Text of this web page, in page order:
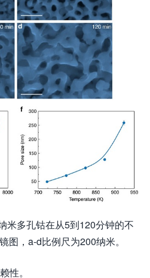
米多孔钴在从5到120分钟的不
图，a-d比例尺为200纳米。
性。